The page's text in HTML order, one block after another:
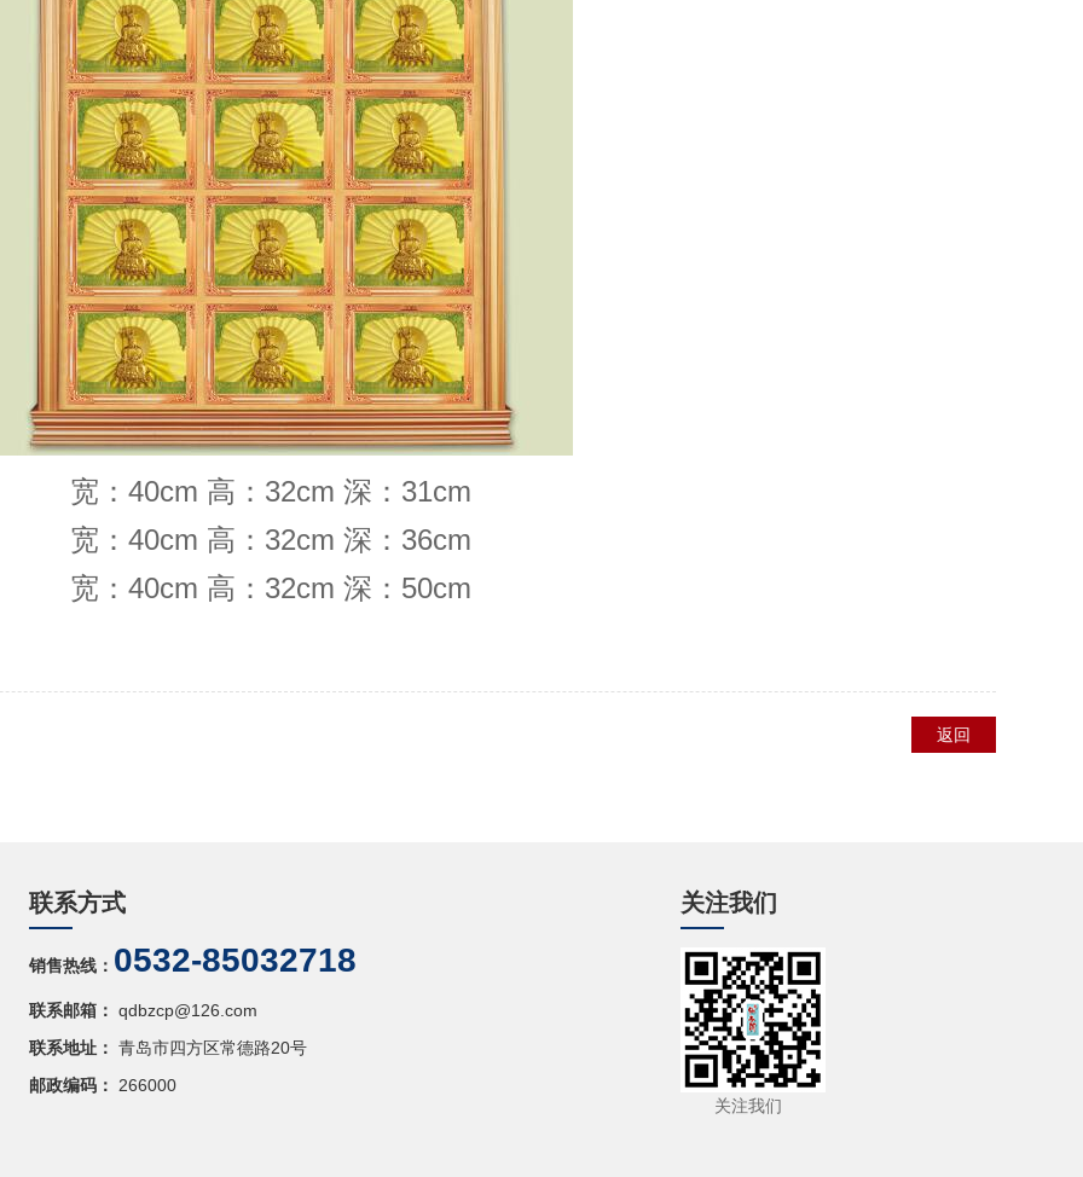
宽：40cm 高：32cm 深：31cm
宽：40cm 高：32cm 深：36cm
宽：40cm 高：32cm 深：50cm
返回
联系方式
销售热线： 0532-85032718
联系邮箱： qdbzcp@126.com
联系地址： 青岛市四方区常德路20号
邮政编码：
266000
关注我们
关注我们